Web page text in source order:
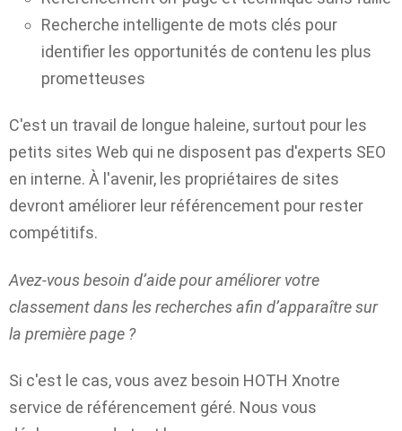
Recherche intelligente de mots clés pour
identifier les opportunités de contenu les plus
prometteuses
C'est un travail de longue haleine, surtout pour les
petits sites Web qui ne disposent pas d'experts SEO
en interne. À l'avenir, les propriétaires de sites
devront améliorer leur référencement pour rester
compétitifs.
Avez-vous besoin d’aide pour améliorer votre
classement dans les recherches afin d’apparaître sur
la première page ?
Si c'est le cas, vous avez besoin HOTH Xnotre
service de référencement géré. Nous vous